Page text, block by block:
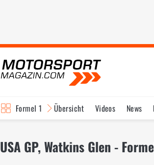
Formel 1 Übersicht Videos News
USA GP, Watkins Glen -